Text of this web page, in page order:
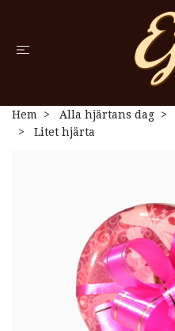
Hem Alla hjärtans dag
Litet hjärta